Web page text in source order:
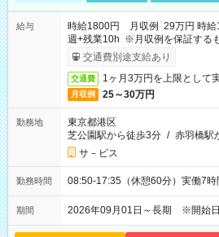
給与
時給1800円 月収例 29万円 時給
週+残業10h ※月収例を保証する
交通費別途支給あり
交通費 1ヶ月3万円を上限として
月収例 25～30万円
勤務地
東京都港区
芝公園駅から徒歩3分 / 赤羽橋駅
サ－ビス
勤務時間 08:50-17:35（休憩60分）実働7時
期間 2026年09月01日～長期 ※開始